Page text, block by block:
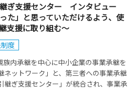
ぎ支援センター インタビュー
た」と思っていただけるよう、使
支援に取り組む～
度
内承継を中心に中小企業の事業承継を
ネットワーク」と、第三者への事業承継
継ぎ支援センター」が統合され、事業承